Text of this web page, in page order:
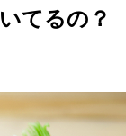
てるの？